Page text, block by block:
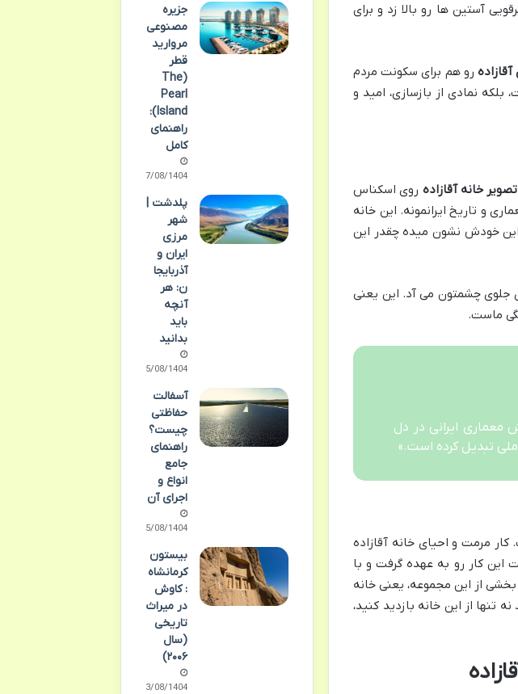
آستین ها رو بالا زد و برای
رو هم برای سکونت مردم
نمادی از بازسازی، امید و
تصویر خانه آقازاده روی اسکناس
و تاریخ ایرانمونه. این خانه
شده، که خب این خودش نشون میده چقدر این
ماست.
معماری ایرانی در دل
کار مرمت و احیای خانه آقازاده
مسئولیت این کار رو به عهده گرفت و با
از این مجموعه، یعنی خانه
از این خانه بازدید کنید،
جزیره
مصنوعی
مروارید
قطر
(The
Pearl
Island):
راهنمای
کامل
07/08/1404
پلدشت |
شهر
مرزی
ایران و
آذربایجا
ن: هر
آنچه
باید
بدانید
05/08/1404
آسفالت
حفاظتی
چیست؟
راهنمای
جامع
انواع و
اجرای آن
05/08/1404
بیستون
کرمانشاه
: کاوش
در میراث
تاریخی
(سال
۲۰۰۶)
03/08/1404